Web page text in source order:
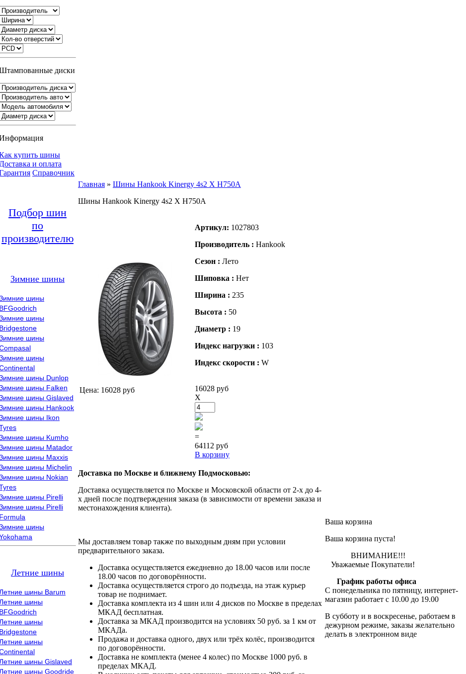
диски
купить шины
Доставка и оплата
Справочник
Подбор шин
по
производителю
Зимние шины
шины
BFGoodrich
шины
Bridgestone
шины
шины
шины Dunlop
шины Falken
шины Gislaved
шины Hankook
шины Ikon
шины Kumho
шины Matador
шины Maxxis
шины Michelin
шины Nokian
шины Pirelli
шины Pirelli
Formula
шины
Летние шины
шины Barum
шины
BFGoodrich
шины
Bridgestone
шины
шины Gislaved
шины Goodride
Главная » Шины Hankook Kinergy 4s2 X H750A
Шины Hankook Kinergy 4s2 X H750A
Цена: 16028 руб
Артикул: 1027803
Производитель : Hankook
Сезон : Лето
Шиповка : Нет
Ширина : 235
Высота : 50
Диаметр : 19
Индекс нагрузки : 103
Индекс скорости : W
16028 руб
X
=
64112 руб
В корзину
Доставка по Москве и ближнему Подмосковью:
Доставка осуществляется по Москве и Московской области от 2-х до 4-
х дней после подтверждения заказа (в зависимости от времени заказа и
местонахождения клиента).
Мы доставляем товар также по выходным дням при условии
предварительного заказа.
Доставка осуществляется ежедневно до 18.00 часов или после
18.00 часов по договорённости.
Доставка осуществляется строго до подъезда, на этаж курьер
товар не поднимает.
Доставка комплекта из 4 шин или 4 дисков по Москве в пределах
МКАД бесплатная.
Доставка за МКАД производится на условиях 50 руб. за 1 км от
МКАДа.
Продажа и доставка одного, двух или трёх колёс, производится
по договорённости.
Доставка не комплекта (менее 4 колес) по Москве 1000 руб. в
пределах МКАД.
Ваша корзина
Ваша корзина пуста!
ВНИМАНИЕ!!!
Уважаемые Покупатели!
График работы офиса
С понедельника по пятницу, интернет-
магазин работает с 10.00 до 19.00
В субботу и в воскресенье, работаем в
дежурном режиме, заказы желательно
делать в электронном виде